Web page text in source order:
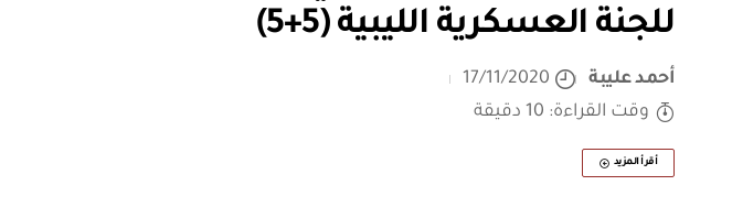
للجنة العسكرية الليبية (5+5)
أحمد عليبة
17/11/2020
وقت القراءة: 10 دقيقة
أقرأ المزيد